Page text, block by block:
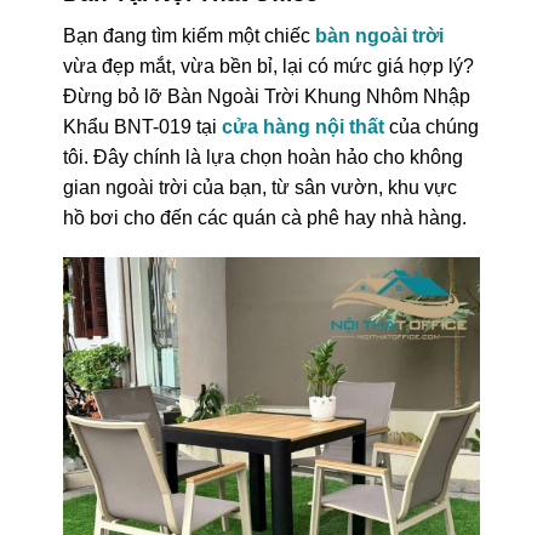
Bạn đang tìm kiếm một chiếc bàn ngoài trời
vừa đẹp mắt, vừa bền bỉ, lại có mức giá hợp lý?
Đừng bỏ lỡ Bàn Ngoài Trời Khung Nhôm Nhập
Khẩu BNT-019 tại cửa hàng nội thấtcủa chúng
tôi. Đây chính là lựa chọn hoàn hảo cho không
gian ngoài trời của bạn, từ sân vườn, khu vực
hồ bơi cho đến các quán cà phê hay nhà hàng.